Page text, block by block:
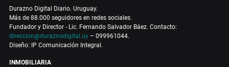
Durazno Digital Diario. Uruguay.
Más de 88.000 seguidores en redes sociales.
Fundador y Director - Lic. Fernando Salvador Báez. Contacto:
direccion@duraznodigital.uy – 099961044.
Diseño: IP Comunicación Integral.
INMOBILIARIA